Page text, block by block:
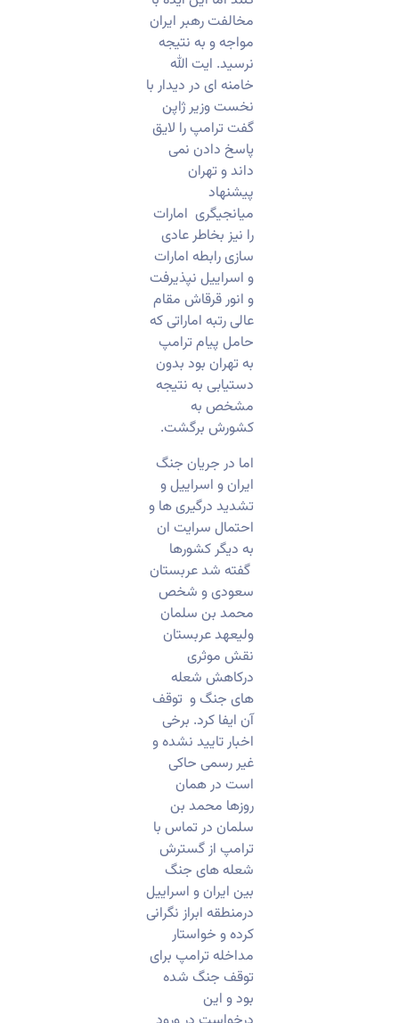
مخالفت رهبر ایران
مواجه و به نتیجه
نرسید. ایت الله
خامنه ای در دیدار با
نخست وزیر ژاپن
گفت ترامپ را لایق
پاسخ دادن نمی
داند و تهران
پیشنهاد
میانجیگری امارات
را نیز بخاطر عادی
سازی رابطه امارات
و اسراییل نپذیرفت
و انور قرقاش مقام
عالی رتبه اماراتی که
حامل پیام ترامپ
به تهران بود بدون
دستیابی به نتیجه
مشخص به
کشورش برگشت.
اما در جریان جنگ
ایران و اسراییل و
تشدید درگیری ها و
احتمال سرایت ان
به دیگر کشورها
گفته شد عربستان
سعودی و شخص
محمد بن سلمان
ولیعهد عربستان
نقش موثری
درکاهش شعله
های جنگ و توقف
آن ایفا کرد. برخی
اخبار تایید نشده و
غیر رسمی حاکی
است در همان
روزها محمد بن
سلمان در تماس با
ترامپ از گسترش
شعله های جنگ
بین ایران و اسراییل
درمنطقه ابراز نگرانی
کرده و خواستار
مداخله ترامپ برای
توقف جنگ شده
بود و این